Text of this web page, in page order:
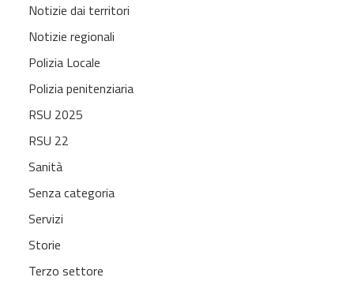
Notizie dai territori
Notizie regionali
Polizia Locale
Polizia penitenziaria
RSU 2025
RSU 22
Sanità
Senza categoria
Servizi
Storie
Terzo settore